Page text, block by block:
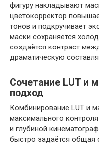
фигуру накладывают
цветокорректор
тонов и подкручивает
маски сохраняется
создаётся контраст
драматическую
Сочетание LUT и
подход
Комбинирование LUT и
максимального
и глубиной
быстро задаётся общая